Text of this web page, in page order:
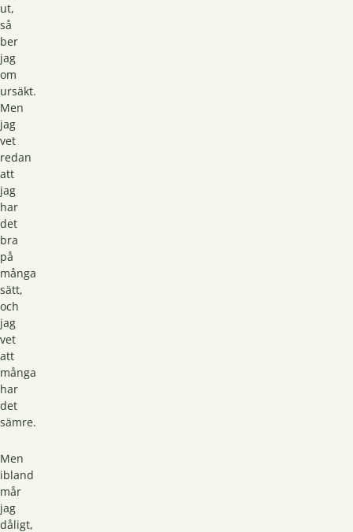
ut,
så
ber
jag
om
ursäkt.
Men
jag
vet
redan
att
jag
har
det
bra
på
många
sätt,
och
jag
vet
att
många
har
det
sämre.
Men
ibland
mår
jag
dåligt,